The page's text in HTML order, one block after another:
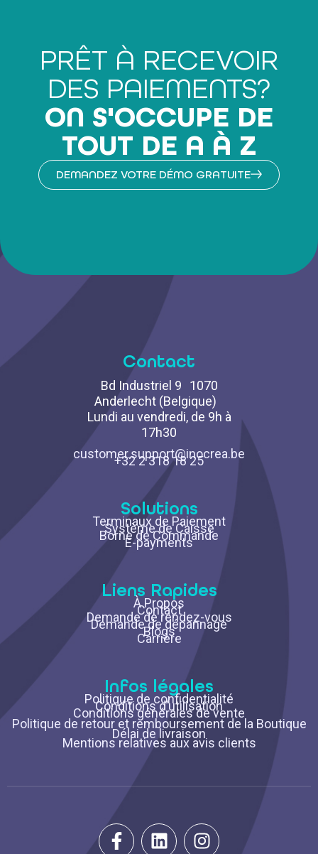
PRÊT À RECEVOIR
DES PAIEMENTS?
ON S'OCCUPE DE
TOUT DE A À Z
DEMANDEZ VOTRE DÉMO GRATUITE
Contact
Bd Industriel 9 1070
Anderlecht (Belgique)
Lundi au vendredi, de 9h à
17h30
customer.support@inocrea.be
+32 2 318 18 25
Solutions
Terminaux de Paiement
Système de Caisse
Borne de Commande
E-payments
Liens Rapides
À Propos
Contact
Demande de rendez-vous
Demande de dépannage
Blogs
Carrière
Infos légales
Politique de confidentialité
Conditions d’utilisation
Conditions générales de vente
Politique de retour et remboursement de la Boutique
Délai de livraison
Mentions relatives aux avis clients